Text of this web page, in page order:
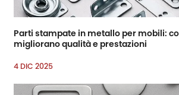
Parti stampate in metallo per mobili:
migliorano qualità e prestazioni
4 DIC 2025